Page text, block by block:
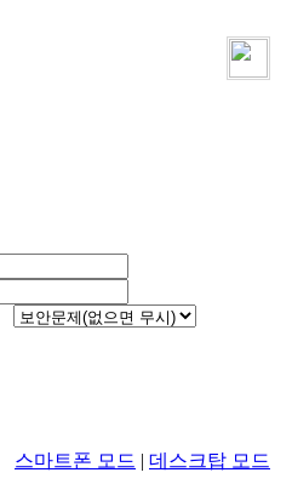
스마트폰 모드 | 데스크탑 모드